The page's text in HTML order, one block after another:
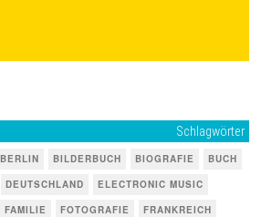
Schlagwörter
BERLIN BILDERBUCH BIOGRAFIE
BUCH
DEUTSCHLAND
ELECTRONIC MUSIC
FAMILIE FOTOGRAFIE
FRANKREICH